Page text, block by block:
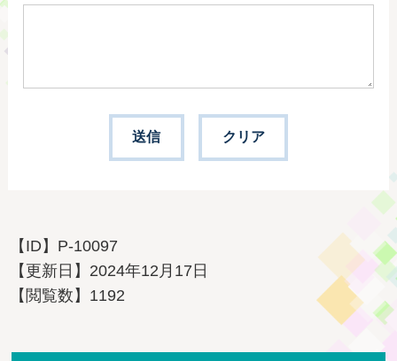
【ID】 P-10097
【更新日】 2024年12月17日
【閲覧数】 1192